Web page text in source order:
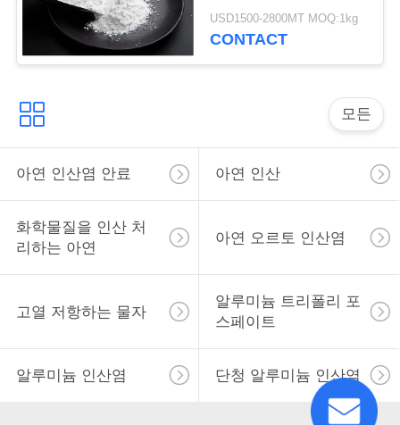
을
요
청
하
십
시
사
이
합니다
USD1500-2800MT MOQ:1kg
CONTACT
모든
아연 인산염 안료 아연 인산
화학물질을 인산 처
리하는 아연
아연 오르토 인산염
고열 저항하는 물자
알루미늄 트리폴리 포
스페이트
알루미늄 인산염 단청 알루미늄 인산염